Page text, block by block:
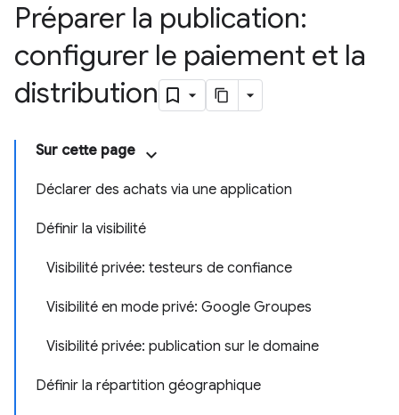
Préparer la publication:
configurer le paiement et la
distribution
Sur cette page
Déclarer des achats via une application
Définir la visibilité
Visibilité privée: testeurs de confiance
Visibilité en mode privé: Google Groupes
Visibilité privée: publication sur le domaine
Définir la répartition géographique